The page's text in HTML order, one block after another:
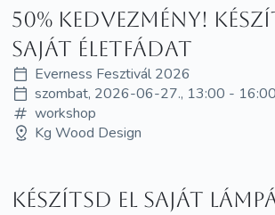
50% kedvezmény!
saját ÉletFádat
Everness Fesztivál 2026
szombat, 2026-06-27., 13:00 - 16:00
workshop
Kg Wood Design
Készítsd el saját